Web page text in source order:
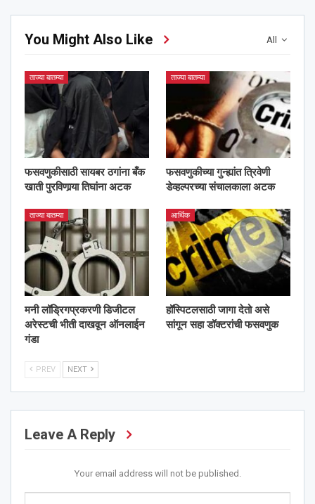
All
You Might Also Like
ताज्या बातम्या
फसवणुकीसाठी सायबर ठगांना बँक
खाती पुरविणार्‍या तिघांना अटक
ताज्या बातम्या
फसवणुकीच्या गुन्ह्यांत त्रिवेणी
डेव्हल्परच्या संचालकाला अटक
ताज्या बातम्या
मनी लॉड्रिगप्रकरणी डिजीटल
अरेस्टची भीती दाखवून ऑनलाईन
गंडा
आर्थिक
हॉस्पिटलसाठी जागा देतो असे
सांगून सहा डॉक्टरांची फसवणुक
PREV NEXT
Leave A Reply
Your email address will not be published.